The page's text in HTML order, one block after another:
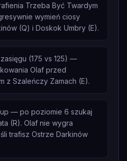
Trzeba Być Twardym
wymień ciosy
(Q) i Doskok Umbry (E).
(175 vs 125) —
Olaf przed
z Szaleńczy Zamach (E).
— po poziomie 6 szukaj
(R). Olaf nie wygra
trafisz Ostrze Darkinów